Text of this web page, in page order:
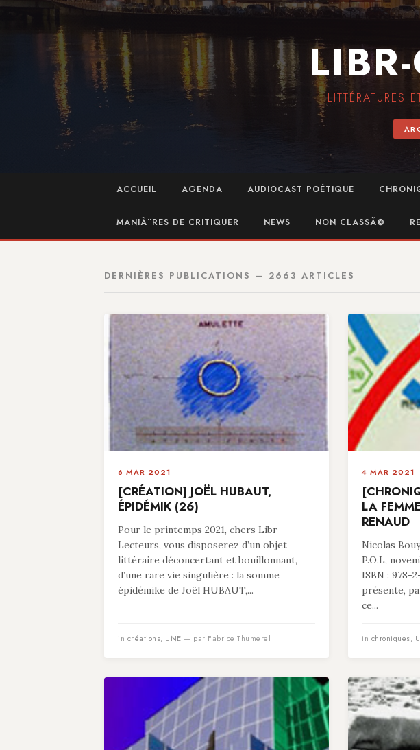
LITTÉRATURES
ACCUEIL AGENDA AUDIOCAST POÉTIQUE
MANIÃ¨RES DE CRITIQUER NEWS NON CLASSÃ©
DERNIÈRES PUBLICATIONS — 2663 ARTICLES
6 MAR 2021
[CRÉATION] JOËL HUBAUT,
ÉPIDÉMIK (26)
Pour le printemps 2021, chers Libr-
Lecteurs, vous disposerez d’un objet
littéraire déconcertant et bouillonnant,
d’une rare vie singulière : la somme
épidémike de Joël HUBAUT,...
in créations, UNE — par Fabrice Thumerel
4 MAR 2021
LA
RENAUD
Nicolas
P.O.L,
ISBN : 978-
présente,
ce...
in chroniques,